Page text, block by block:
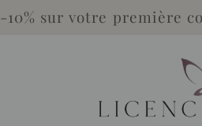
-10% sur votre première